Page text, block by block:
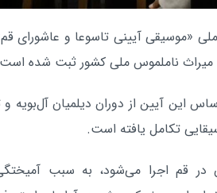
این آیین از دوران دیلمیان آل‌بویه و
تکامل یافته است.
در قم اجرا می‌شود، به سبب